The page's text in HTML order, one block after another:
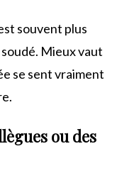
souvent plus
Mieux vaut
se sent vraiment
ou des